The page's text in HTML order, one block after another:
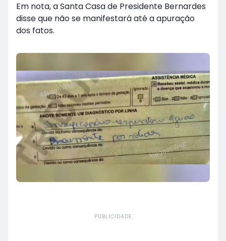
Em nota, a Santa Casa de Presidente Bernardes
disse que não se manifestará até a apuração
dos fatos.
PUBLICIDADE